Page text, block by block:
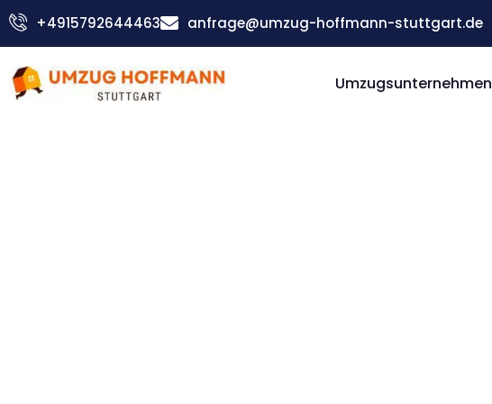
Zum
Inhalt
+4915792644463 anfrage@umzug-hoffmann-stuttgart.de
Umzugsunternehmen